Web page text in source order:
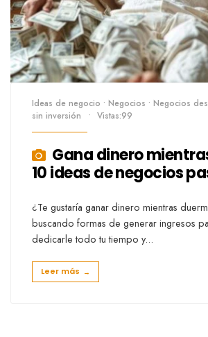
Ideas de negocio • Negocios • Negocios
sin inversión
• Vistas:99
Gana dinero mientras
10 ideas de negocios
¿Te gustaría ganar dinero mientras
buscando formas de generar ingresos
dedicarle todo tu tiempo y...
Leer más →